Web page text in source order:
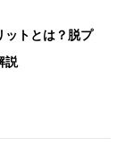
ットとは？脱プ
説